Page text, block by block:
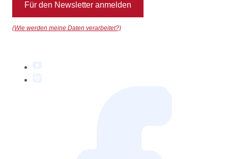
Für den Newsletter anmelden
(Wie werden meine Daten verarbeitet?)